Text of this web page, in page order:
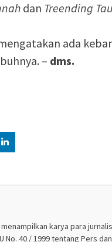
dan Treending
ada
– dms.
karya para
No. 40 / 1999 tentang Pers